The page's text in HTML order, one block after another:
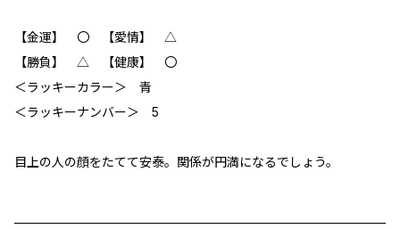
【金運】 〇 【愛情】 △
【勝負】 △ 【健康】 〇
＜ラッキーカラー＞ 青
＜ラッキーナンバー＞ 5
目上の人の顔をたてて安泰。関係が円満になるでしょう。